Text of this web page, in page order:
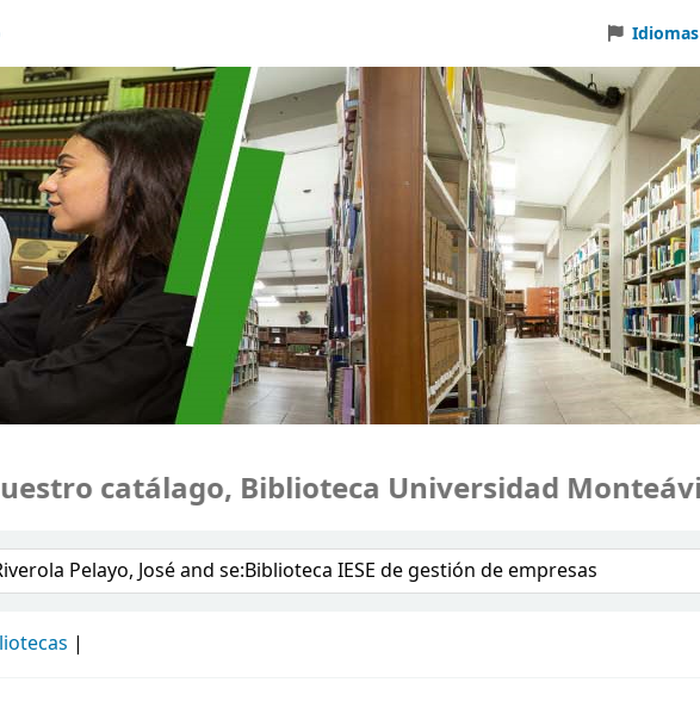
Idiomas
catálago, Biblioteca Universidad Monteávila